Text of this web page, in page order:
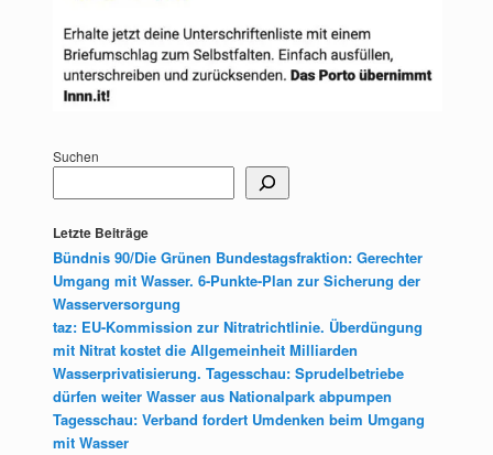
Suchen
Letzte Beiträge
Bündnis 90/Die Grünen Bundestagsfraktion: Gerechter
Umgang mit Wasser. 6-Punkte-Plan zur Sicherung der
Wasserversorgung
taz: EU-Kommission zur Nitratrichtlinie. Überdüngung
mit Nitrat kostet die Allgemeinheit Milliarden
Wasserprivatisierung. Tagesschau: Sprudelbetriebe
dürfen weiter Wasser aus Nationalpark abpumpen
Tagesschau: Verband fordert Umdenken beim Umgang
mit Wasser